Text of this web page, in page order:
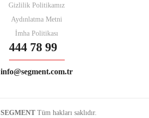
Gizlilik Politikamız
Aydınlatma Metni
İmha Politikası
444 78 99
info@segment.com.tr
SEGMENTTüm hakları saklıdır.